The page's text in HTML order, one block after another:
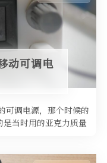
动可调电
可调电源，那个时候的
当时用的亚克力质量